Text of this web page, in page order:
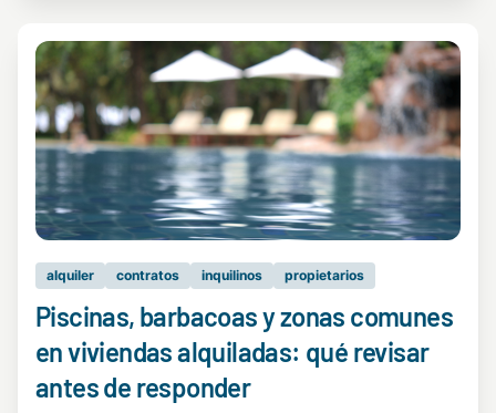
alquiler contratos inquilinos propietarios
Piscinas, barbacoas y zonas comunes
en viviendas alquiladas: qué revisar
antes de responder